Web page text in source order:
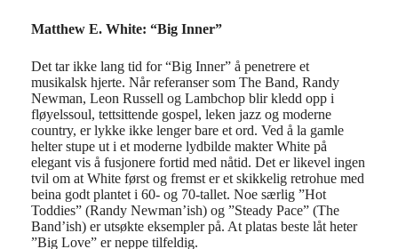
Matthew E. White: “Big Inner”
Det tar ikke lang tid for “Big Inner” å penetrere et
musikalsk hjerte. Når referanser som The Band, Randy
Newman, Leon Russell og Lambchop blir kledd opp i
fløyelssoul, tettsittende gospel, leken jazz og moderne
country, er lykke ikke lenger bare et ord. Ved å la gamle
helter stupe ut i et moderne lydbilde makter White på
elegant vis å fusjonere fortid med nåtid. Det er likevel ingen
tvil om at White først og fremst er et skikkelig retrohue med
beina godt plantet i 60- og 70-tallet. Noe særlig ”Hot
Toddies” (Randy Newman’ish) og ”Steady Pace” (The
Band’ish) er utsøkte eksempler på. At platas beste låt heter
”Big Love” er neppe tilfeldig.